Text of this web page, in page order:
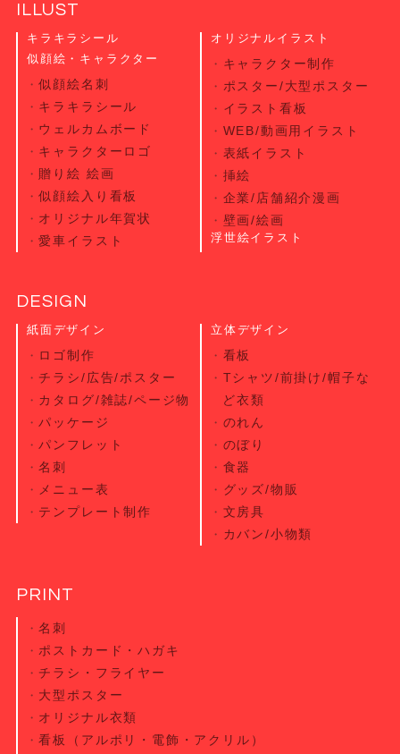
ILLUST
キラキラシール
似顔絵・キャラクター
似顔絵名刺
キラキラシール
ウェルカムボード
キャラクターロゴ
贈り絵 絵画
似顔絵入り看板
オリジナル年賀状
愛車イラスト
オリジナルイラスト
キャラクター制作
ポスター/大型ポスター
イラスト看板
WEB/動画用イラスト
表紙イラスト
挿絵
企業/店舗紹介漫画
壁画/絵画
浮世絵イラスト
DESIGN
紙面デザイン
ロゴ制作
チラシ/広告/ポスター
カタログ/雑誌/ページ物
パッケージ
パンフレット
名刺
メニュー表
テンプレート制作
立体デザイン
看板
Tシャツ/前掛け/帽子な
ど衣類
のれん
のぼり
食器
グッズ/物販
文房具
カバン/小物類
PRINT
名刺
ポストカード・ハガキ
チラシ・ フライヤー
大型ポスター
オリジナル衣類
看板（アルポリ・電飾・アクリル）